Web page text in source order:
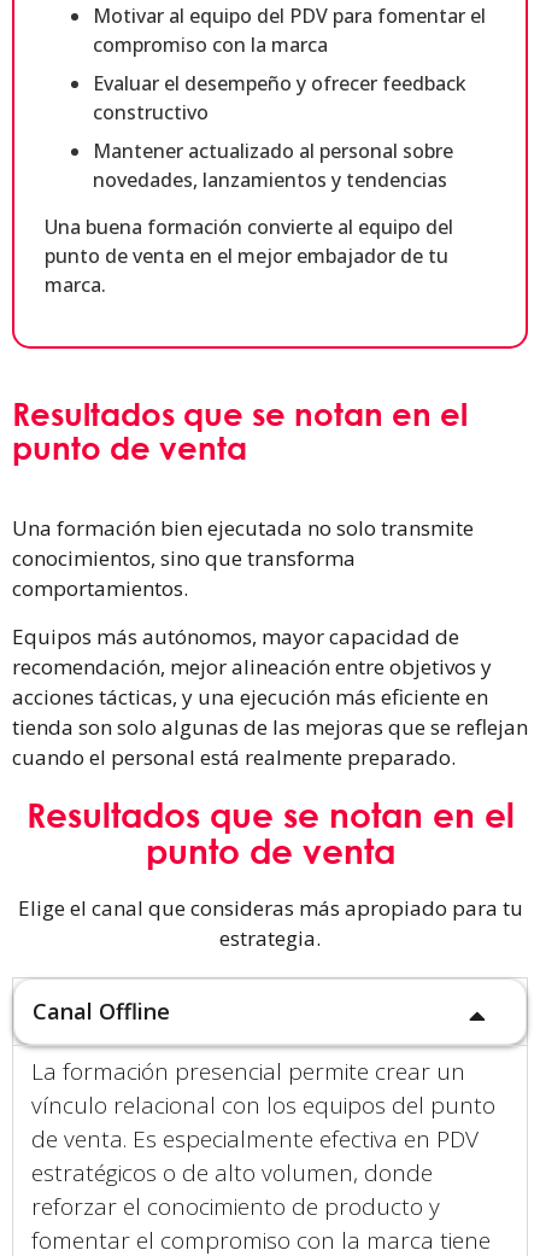
Motivar al equipo del PDV para fomentar el
compromiso con la marca
Evaluar el desempeño y ofrecer feedback
constructivo
Mantener actualizado al personal sobre
novedades, lanzamientos y tendencias
Una buena formación convierte al equipo del
punto de venta en el mejor embajador de tu
marca.
Resultados que se notan en el
punto de venta
Una formación bien ejecutada no solo transmite
conocimientos, sino que transforma
comportamientos.
Equipos más autónomos, mayor capacidad de
recomendación, mejor alineación entre objetivos y
acciones tácticas, y una ejecución más eficiente en
tienda son solo algunas de las mejoras que se reflejan
cuando el personal está realmente preparado.
Resultados que se notan en el
punto de venta
Elige el canal que consideras más apropiado para tu
estrategia.
Canal Offline
La formación presencial permite crear un
vínculo relacional con los equipos del punto
de venta. Es especialmente efectiva en PDV
estratégicos o de alto volumen, donde
reforzar el conocimiento de producto y
fomentar el compromiso con la marca tiene